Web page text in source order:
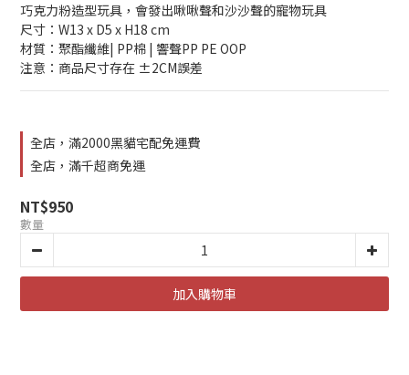
巧克力粉造型玩具，會發出啾啾聲和沙沙聲的寵物玩具
尺寸：W13 x D5 x H18 cm
材質：聚酯纖維| PP棉 | 響聲PP PE OOP
注意：商品尺寸存在 ±2CM誤差
全店，滿2000黑貓宅配免運費
全店，滿千超商免運
NT$950
數量
加入購物車